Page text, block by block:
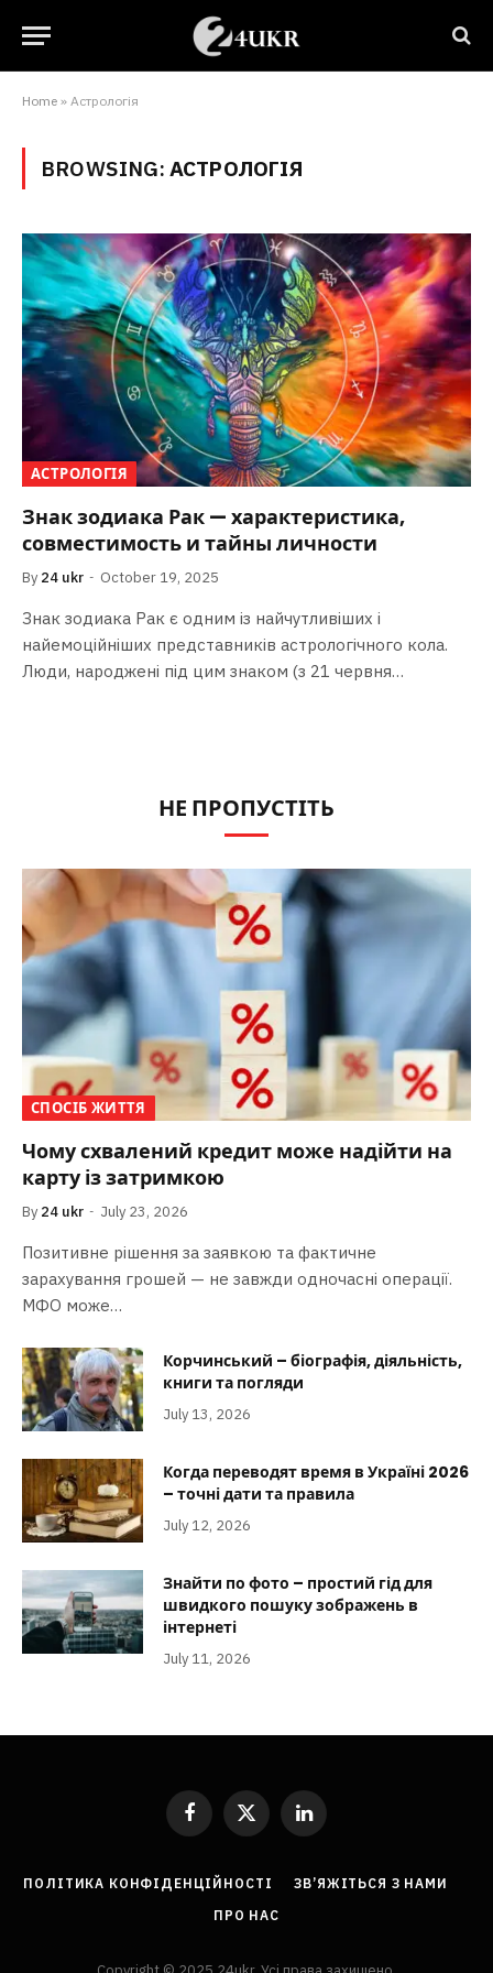
Home » Астрологія
BROWSING: АСТРОЛОГІЯ
АСТРОЛОГІЯ
Знак зодиака Рак — характеристика,
совместимость и тайны личности
By 24 ukr October 19, 2025
Знак зодиака Рак є одним із найчутливіших і
найемоційніших представників астрологічного кола.
Люди, народжені під цим знаком (з 21 червня…
НЕ ПРОПУСТІТЬ
СПОСІБ ЖИТТЯ
Чому схвалений кредит може надійти на
карту із затримкою
By 24 ukr July 23, 2026
Позитивне рішення за заявкою та фактичне
зарахування грошей — не завжди одночасні операції.
МФО може…
Корчинський – біографія, діяльність,
книги та погляди
July 13, 2026
Когда переводят время в Україні 2026
– точні дати та правила
July 12, 2026
Знайти по фото – простий гід для
швидкого пошуку зображень в
інтернеті
July 11, 2026
Facebook
X
LinkedIn
ПОЛІТИКА КОНФІДЕНЦІЙНОСТІ
ЗВ’ЯЖІТЬСЯ З НАМИ
ПРО НАС